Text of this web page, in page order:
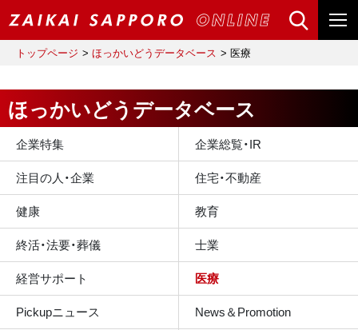
トップページ ほっかいどうデータベース 医療
ほっかいどうデータベース
企業特集
企業総覧・IR
注目の人・企業
住宅・不動産
健康
教育
終活・法要・葬儀
士業
経営サポート
医療
Pickupニュース
News＆Promotion